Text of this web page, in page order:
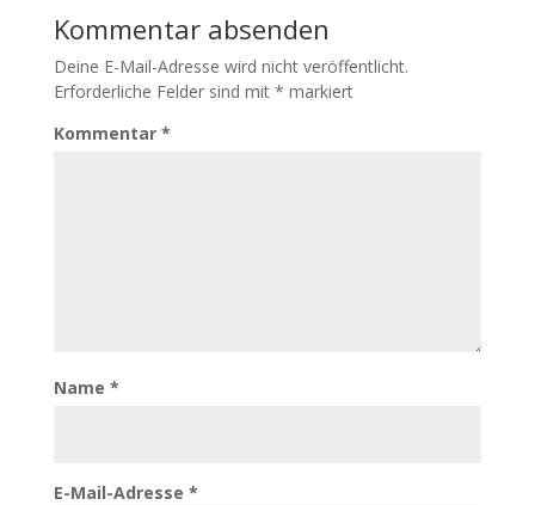
Kommentar absenden
Deine E-Mail-Adresse wird nicht veröffentlicht.
Erforderliche Felder sind mit * markiert
Kommentar *
Name *
E-Mail-Adresse *